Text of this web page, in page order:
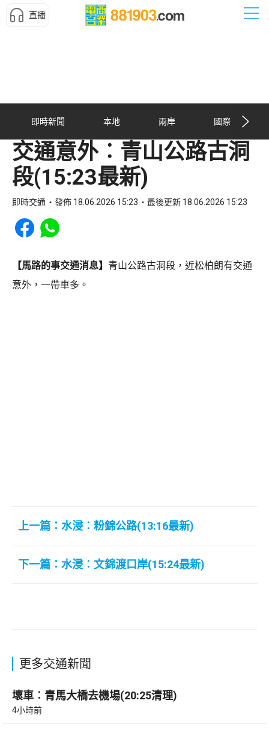
直播
即時新聞 本地 兩岸 國際
交通意外︰青山公路古洞
段(15:23最新)
即時交通 發佈 18.06.2026 15:23 最後更新 18.06.2026 15:23
Share to Facebook
Share to WhatsApp
【馬路的事交通消息】 青山公路古洞段，近松柏朗有交通
意外，一帶車多。
上一篇：水浸︰粉錦公路(13:16最新)
下一篇：水浸︰文錦渡口岸(15:24最新)
更多交通新聞
壞車︰青馬大橋去機場(20:25清理)
4小時前